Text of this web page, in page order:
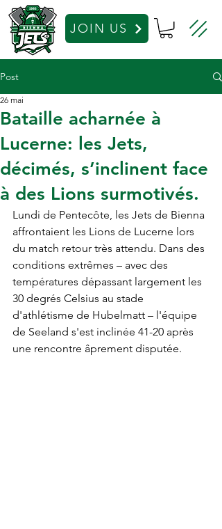
JOIN US
Post
Bataille acharnée à
Lucerne: les Jets,
décimés, s’inclinent face
à des Lions surmotivés.
26 mai
Lundi de Pentecôte, les Jets de Bienna
affrontaient les Lions de Lucerne lors
du match retour très attendu. Dans des
conditions extrêmes – avec des
températures dépassant largement les
30 degrés Celsius au stade
d'athlétisme de Hubelmatt – l'équipe
de Seeland s'est inclinée 41-20 après
une rencontre âprement disputée.